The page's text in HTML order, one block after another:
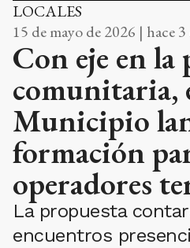
LOCALES
15 de mayo de 2026 | hace 3
Con eje en
comunitaria,
Municipio
formación
operadores
La propuesta
encuentros